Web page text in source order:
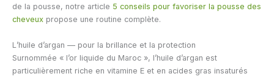
de la pousse, notre article 5 conseils pour favoriser la pousse des
cheveux propose une routine complète.
L’huile d’argan — pour la brillance et la protection
Surnommée « l’or liquide du Maroc », l’huile d’argan est
particulièrement riche en vitamine E et en acides gras insaturés